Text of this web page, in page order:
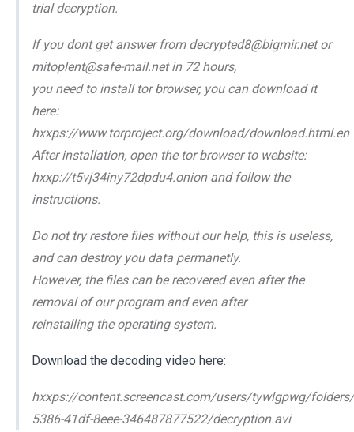
trial decryption.
If you dont get answer from decrypted8@bigmir.net or
mitoplent@safe-mail.net in 72 hours,
you need to install tor browser, you can download it
here:
hxxps://www.torproject.org/download/download.html.en
After installation, open the tor browser to website:
hxxp://t5vj34iny72dpdu4.onion and follow the
instructions.
Do not try restore files without our help, this is useless,
and can destroy you data permanetly.
However, the files can be recovered even after the
removal of our program and even after
reinstalling the operating system.
Download the decoding video here:
hxxps://content.screencast.com/users/tywlgpwg/
5386-41df-8eee-346487877522/decryption.avi